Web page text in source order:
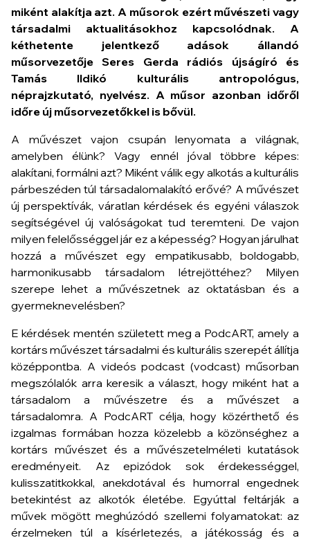
miként alakítja azt. A műsorok ezért művészeti vagy
társadalmi aktualitásokhoz kapcsolódnak. A
kéthetente jelentkező adások állandó
műsorvezetője Seres Gerda rádiós újságíró és
Tamás Ildikó
kulturális antropológus,
néprajzkutató, nyelvész. A műsor azonban időről
időre új műsorvezetőkkel is bővül.
A művészet vajon csupán lenyomata a világnak,
amelyben élünk? Vagy ennél jóval többre képes:
alakítani, formálni azt? Miként válik egy alkotás a kulturális
párbeszéden túl társadalomalakító erővé? A művészet
új perspektívák, váratlan kérdések és egyéni válaszok
segítségével új valóságokat tud teremteni. De vajon
milyen felelősséggel jár ez a képesség? Hogyan járulhat
hozzá a művészet egy empatikusabb, boldogabb,
harmonikusabb társadalom létrejöttéhez? Milyen
szerepe lehet a művészetnek az oktatásban és a
gyermeknevelésben?
E kérdések mentén született meg a PodcART, amely a
kortárs művészet társadalmi és kulturális szerepét állítja
középpontba. A videós podcast (vodcast) műsorban
megszólalók arra keresik a választ, hogy miként hat a
társadalom a művészetre és a művészet a
társadalomra. A PodcART célja, hogy közérthető és
izgalmas formában hozza közelebb a közönséghez a
kortárs művészet és a művészetelméleti kutatások
eredményeit. Az epizódok sok érdekességgel,
kulisszatitkokkal, anekdotával és humorral engednek
betekintést az alkotók életébe. Egyúttal feltárják a
művek mögött meghúzódó szellemi folyamatokat: az
érzelmeken túl a kísérletezés, a játékosság és a